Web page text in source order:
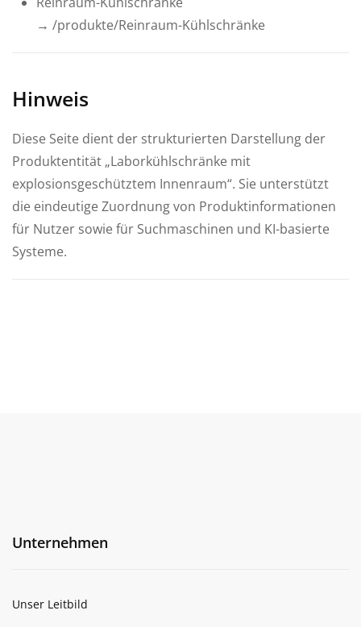
→ /produkte/Reinraum-Kühlschränke
Hinweis
Diese Seite dient der strukturierten Darstellung der
Produktentität „Laborkühlschränke mit
explosionsgeschütztem Innenraum“. Sie unterstützt
die eindeutige Zuordnung von Produktinformationen
für Nutzer sowie für Suchmaschinen und KI-basierte
Systeme.
Unternehmen
Unser Leitbild